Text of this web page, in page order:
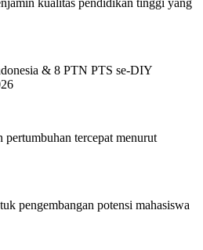
& 8 PTN PTS se-DIY
pertumbuhan tercepat menurut
pengembangan potensi mahasiswa